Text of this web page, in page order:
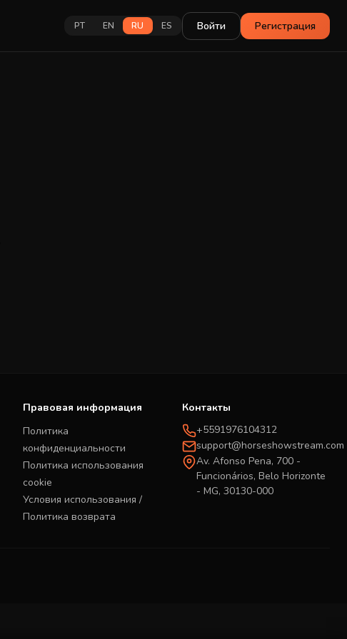
PT EN RU ES Войти Регистрация
Правовая информация
Политика
конфиденциальности
Политика использования
cookie
Условия использования /
Политика возврата
Контакты
+5591976104312
support@horseshowstream.com
Av. Afonso Pena, 700 -
Funcionários, Belo Horizonte
- MG, 30130-000